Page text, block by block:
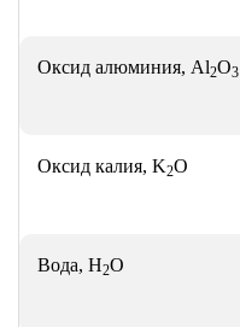
Оксид алюминия, Al2O3
Оксид калия, K2O
Вода, H2O